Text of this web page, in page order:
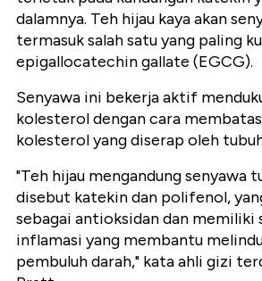
dalamnya. Teh hijau kaya akan
termasuk salah satu yang paling
epigallocatechin gallate (EGCG).
Senyawa ini bekerja aktif
kolesterol dengan cara
kolesterol yang diserap oleh
"Teh hijau mengandung senyawa
disebut katekin dan polifenol,
sebagai antioksidan dan
inflamasi yang membantu
pembuluh darah," kata ahli gizi